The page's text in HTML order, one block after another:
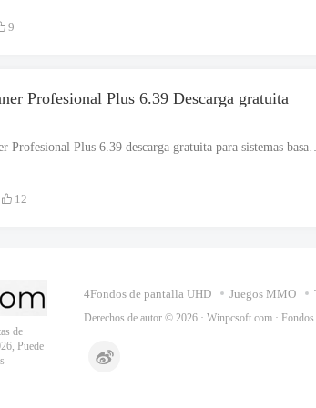
9
Profesional Plus 6.39 Descarga gratuita
12
de
Puede
4Fondos de pantalla UHD Juegos MMO
Derechos de autor © 2026 · Winpcsoft.com · Fondos